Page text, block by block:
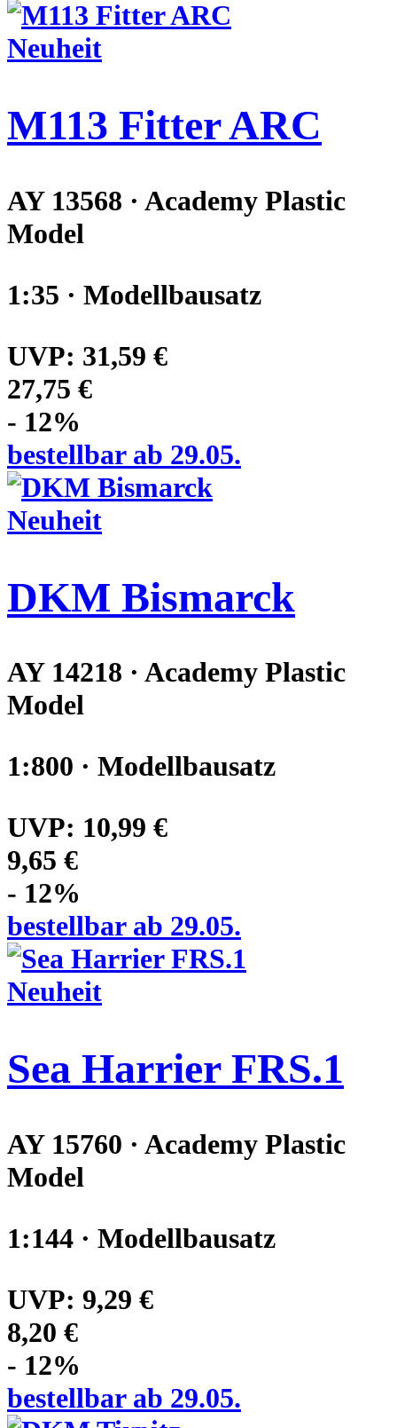
Neuheit
M113 Fitter ARC
AY 13568 · Academy Plastic
Model
1:35 · Modellbausatz
UVP: 31,59 €
27,75 €
- 12%
bestellbar ab 29.05.
Neuheit
DKM Bismarck
AY 14218 · Academy Plastic
Model
1:800 · Modellbausatz
UVP: 10,99 €
9,65 €
- 12%
bestellbar ab 29.05.
Neuheit
Sea Harrier FRS.1
AY 15760 · Academy Plastic
Model
1:144 · Modellbausatz
UVP: 9,29 €
8,20 €
- 12%
bestellbar ab 29.05.